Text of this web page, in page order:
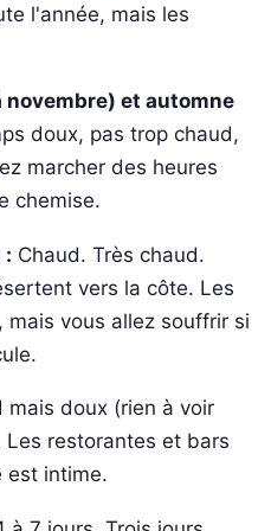
l'année, mais les
et automne
doux, pas trop chaud,
marcher des heures
chemise.
: Chaud. Très chaud.
vers la côte. Les
vous allez souffrir si
mais doux (rien à voir
Les restorantes et bars
est intime.